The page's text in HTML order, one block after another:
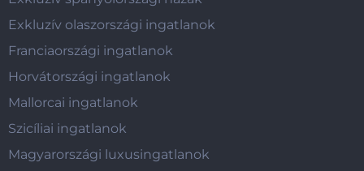
Exkluzív olaszországi ingatlanok
Franciaországi ingatlanok
Horvátországi ingatlanok
Mallorcai ingatlanok
Szicíliai ingatlanok
Magyarországi luxusingatlanok